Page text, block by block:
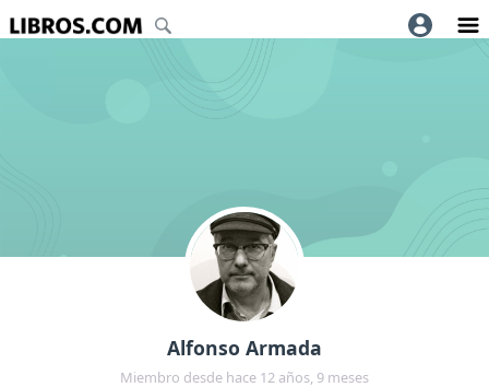
Alfonso Armada
Miembro desde hace 12 años, 9 meses